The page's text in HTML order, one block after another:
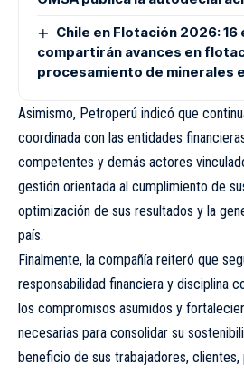
Chile en Flotación 2026:
compartirán avances en
procesamiento de minerales
Asimismo, Petroperú indicó que
coordinada con las entidades
competentes y demás actores
gestión orientada al cumplimiento de
optimización de sus resultados y la
país.
Finalmente, la compañía reiteró que
responsabilidad financiera y disciplina
los compromisos asumidos y
necesarias para consolidar su
beneficio de sus trabajadores,